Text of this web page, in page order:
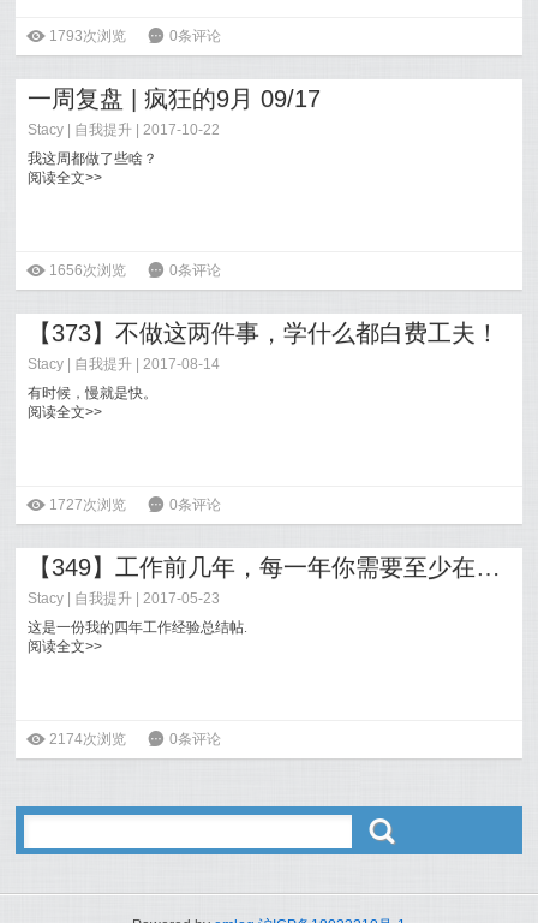
ė 1793次浏览 6 0条评论
一周复盘 | 疯狂的9月 09/17
Stacy 自我提升 | 2017-10-22
我这周都做了些啥？
阅读全文>>
ė 1656次浏览 6 0条评论
【373】不做这两件事，学什么都白费工夫！
Stacy 自我提升 | 2017-08-14
有时候，慢就是快。
阅读全文>>
ė 1727次浏览 6 0条评论
【349】工作前几年，每一年你需要至少在怎样的水平才不会被干掉？
Stacy 自我提升 | 2017-05-23
这是一份我的四年工作经验总结帖.
阅读全文>>
ė 2174次浏览 6 0条评论
ő